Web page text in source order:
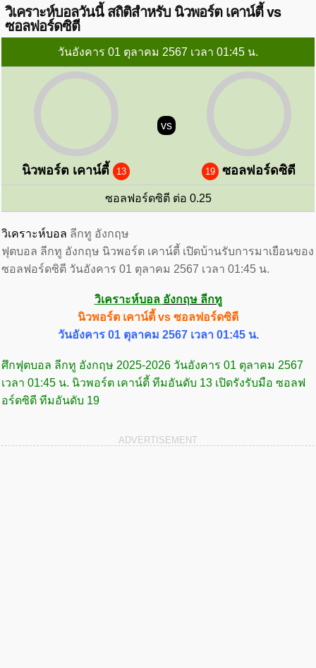
วิเคราะห์บอลวันนี้ สถิติสำหรับ นิวพอร์ต เคาน์ตี้ vs
ซอลฟอร์ดซิตี
วันอังคาร 01 ตุลาคม 2567 เวลา 01:45 น.
นิวพอร์ต เคาน์ตี้ 13
vs
19 ซอลฟอร์ดซิตี
ซอลฟอร์ดซิตี ต่อ 0.25
วิเคราะห์บอล ลีกทู อังกฤษ
ฟุตบอล ลีกทู อังกฤษ นิวพอร์ต เคาน์ตี้ เปิดบ้านรับการมาเยือนของ
ซอลฟอร์ดซิตี วันอังคาร 01 ตุลาคม 2567 เวลา 01:45 น.
วิเคราะห์บอล อังกฤษ ลีกทู
นิวพอร์ต เคาน์ตี้ vs ซอลฟอร์ดซิตี
วันอังคาร 01 ตุลาคม 2567 เวลา 01:45 น.
ศึกฟุตบอล ลีกทู อังกฤษ 2025-2026 วันอังคาร 01 ตุลาคม 2567
เวลา 01:45 น. นิวพอร์ต เคาน์ตี้ ทีมอันดับ 13 เปิดรังรับมือ ซอลฟ
อร์ดซิตี ทีมอันดับ 19
ADVERTISEMENT